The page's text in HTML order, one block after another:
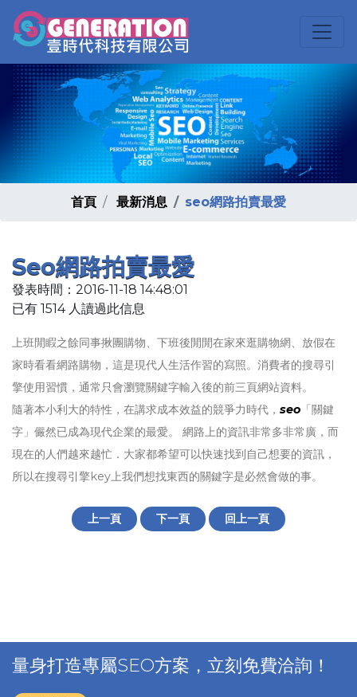
首頁 最新消息 seo網路拍賣最愛
Seo網路拍賣最愛
發表時間：2016-11-18 14:48:01
已有 1514 人讀過此信息
上班閒睱之餘同事揪團購物、下班後閒閒在家來逛購物網、放假在
家時看看網路購物，這是現代人生活作習的寫照。消費者的搜尋引
擎使用習慣，通常只會瀏覽關鍵字輸入後的前三頁網站資料。
隨著本小利大的特性，在講求成本效益的競爭力時代， seo 「關鍵
字」儼然已成為現代企業的最愛。 網路上的資訊非常多非常廣，而
現在的人們越來越忙．大家都希望可以快速找到自己想要的資訊，
所以在搜尋引擎key上我們想找東西的關鍵字是必然會做的事。
上一頁 下一頁 回上一頁
量身打造專屬SEO方案，立刻免費洽詢！